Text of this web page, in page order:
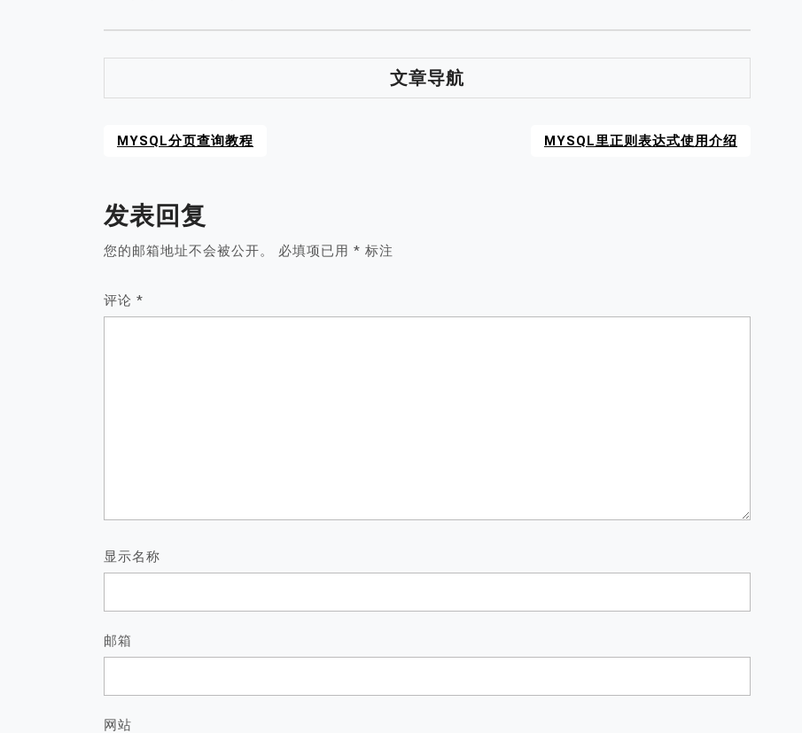
文章导航
MYSQL分页查询教程 MYSQL里正则表达式使用介绍
发表回复
您的邮箱地址不会被公开。 必填项已用 * 标注
评论 *
显示名称
邮箱
网站